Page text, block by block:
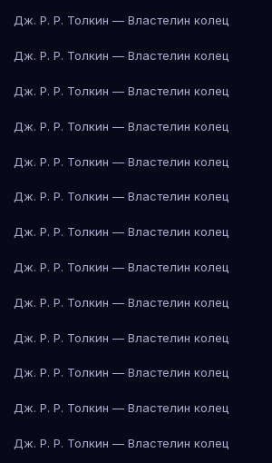
Дж. Р. Р. Толкин — Властелин колец
Дж. Р. Р. Толкин — Властелин колец
Дж. Р. Р. Толкин — Властелин колец
Дж. Р. Р. Толкин — Властелин колец
Дж. Р. Р. Толкин — Властелин колец
Дж. Р. Р. Толкин — Властелин колец
Дж. Р. Р. Толкин — Властелин колец
Дж. Р. Р. Толкин — Властелин колец
Дж. Р. Р. Толкин — Властелин колец
Дж. Р. Р. Толкин — Властелин колец
Дж. Р. Р. Толкин — Властелин колец
Дж. Р. Р. Толкин — Властелин колец
Дж. Р. Р. Толкин — Властелин колец